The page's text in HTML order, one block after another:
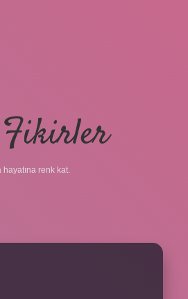
hayatına renk kat.